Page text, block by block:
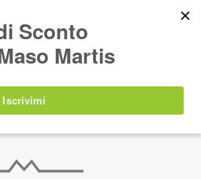
IT EN DE SHOP
a partire da
2026.